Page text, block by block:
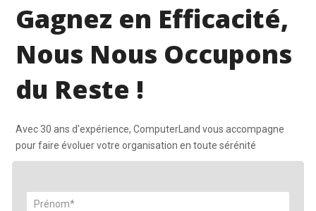
Gagnez en Efficacité,
Nous Nous Occupons
du Reste !
Avec 30 ans d'expérience, ComputerLand vous accompagne
pour faire évoluer votre organisation en toute sérénité